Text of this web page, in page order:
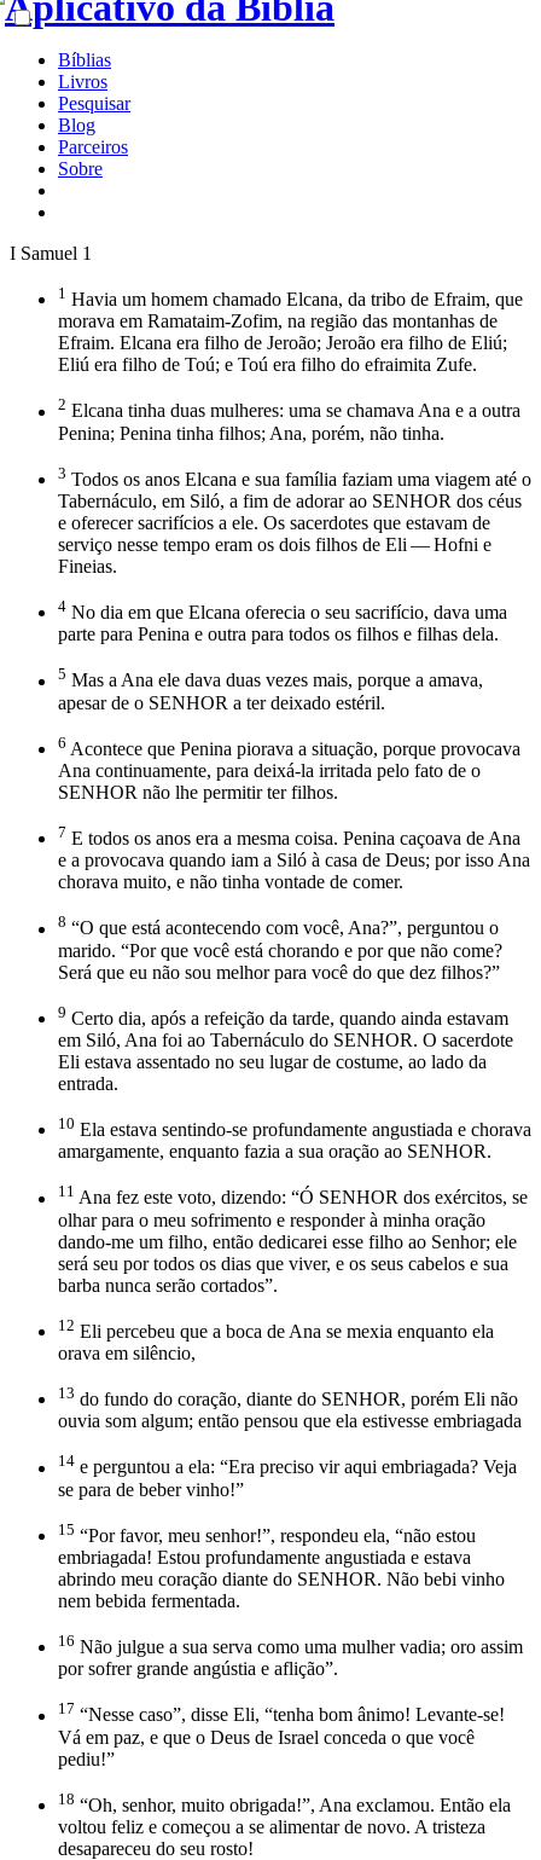
Bíblias
Livros
Pesquisar
Blog
Parceiros
Sobre
I Samuel 1
1 Havia um homem chamado Elcana, da tribo de Efraim, que
morava em Ramataim-Zofim, na região das montanhas de
Efraim. Elcana era filho de Jeroão; Jeroão era filho de Eliú;
Eliú era filho de Toú; e Toú era filho do efraimita Zufe.
2 Elcana tinha duas mulheres: uma se chamava Ana e a outra
Penina; Penina tinha filhos; Ana, porém, não tinha.
3 Todos os anos Elcana e sua família faziam uma viagem até o
Tabernáculo, em Siló, a fim de adorar ao SENHOR dos céus
e oferecer sacrifícios a ele. Os sacerdotes que estavam de
serviço nesse tempo eram os dois filhos de Eli — Hofni e
Fineias.
4 No dia em que Elcana oferecia o seu sacrifício, dava uma
parte para Penina e outra para todos os filhos e filhas dela.
5 Mas a Ana ele dava duas vezes mais, porque a amava,
apesar de o SENHOR a ter deixado estéril.
6 Acontece que Penina piorava a situação, porque provocava
Ana continuamente, para deixá-la irritada pelo fato de o
SENHOR não lhe permitir ter filhos.
7 E todos os anos era a mesma coisa. Penina caçoava de Ana
e a provocava quando iam a Siló à casa de Deus; por isso Ana
chorava muito, e não tinha vontade de comer.
8 “O que está acontecendo com você, Ana?”, perguntou o
marido. “Por que você está chorando e por que não come?
Será que eu não sou melhor para você do que dez filhos?”
9 Certo dia, após a refeição da tarde, quando ainda estavam
em Siló, Ana foi ao Tabernáculo do SENHOR. O sacerdote
Eli estava assentado no seu lugar de costume, ao lado da
entrada.
10 Ela estava sentindo-se profundamente angustiada e chorava
amargamente, enquanto fazia a sua oração ao SENHOR.
11 Ana fez este voto, dizendo: “Ó SENHOR dos exércitos, se
olhar para o meu sofrimento e responder à minha oração
dando-me um filho, então dedicarei esse filho ao Senhor; ele
será seu por todos os dias que viver, e os seus cabelos e sua
barba nunca serão cortados”.
12 Eli percebeu que a boca de Ana se mexia enquanto ela
orava em silêncio,
13 do fundo do coração, diante do SENHOR, porém Eli não
ouvia som algum; então pensou que ela estivesse embriagada
14 e perguntou a ela: “Era preciso vir aqui embriagada? Veja
se para de beber vinho!”
15 “Por favor, meu senhor!”, respondeu ela, “não estou
embriagada! Estou profundamente angustiada e estava
abrindo meu coração diante do SENHOR. Não bebi vinho
nem bebida fermentada.
16 Não julgue a sua serva como uma mulher vadia; oro assim
por sofrer grande angústia e aflição”.
17 “Nesse caso”, disse Eli, “tenha bom ânimo! Levante-se!
Vá em paz, e que o Deus de Israel conceda o que você
pediu!”
18 “Oh, senhor, muito obrigada!”, Ana exclamou. Então ela
voltou feliz e começou a se alimentar de novo. A tristeza
desapareceu do seu rosto!